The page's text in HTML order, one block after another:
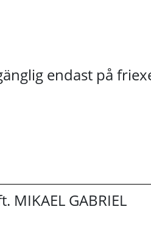
endast på
MIKAEL GABRIEL